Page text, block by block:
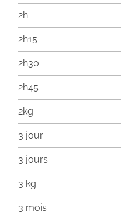
2h
2h15
2h30
2h45
2kg
3 jour
3 jours
3 kg
3 mois